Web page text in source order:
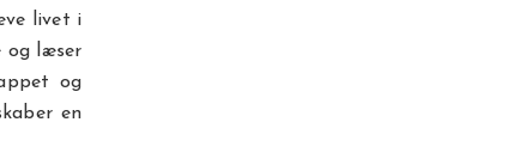
livet i
og læser
og
en